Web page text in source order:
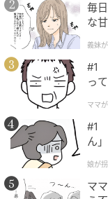
細かい数字のチ
なたは全体を前
活かしていくのが
4. 指輪を選ん
「指輪」を選んだ
角を持たない指
ンダーやTodoリ
毎
な
が】
義妹
#1
っ
ママ
#1
ん」
娘が
マ